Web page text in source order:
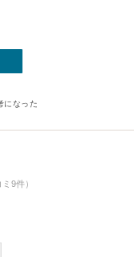
になった
9件）